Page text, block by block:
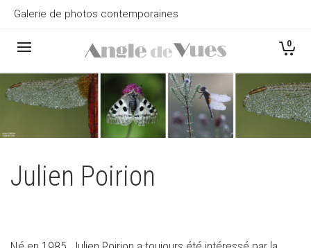
Galerie de photos contemporaines
0
Julien Poirion